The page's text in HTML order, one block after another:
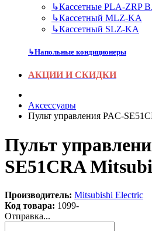
↳Кассетные PLA-ZRP
↳Кассетный MLZ-KA
↳Кассетный SLZ-KA
↳Напольные кондиционеры
АКЦИИ И СКИДКИ
Аксесcуары
Пульт управления PAC-
Пульт
SE51CRA
Производитель: Mitsubishi Electric
Код товара: 1099-
Отправка...